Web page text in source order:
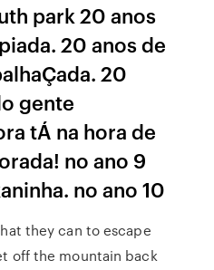
park 20 anos
20 anos de
20
gente
tÁ na hora de
no ano 9
no ano 10
they can to escape
off the mountain back